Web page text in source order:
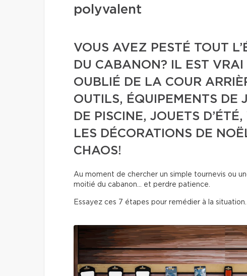
polyvalent
VOUS AVEZ PESTÉ TOUT
DU CABANON? IL EST VRAI
OUBLIÉ DE LA COUR
OUTILS, ÉQUIPEMENTS DE
DE PISCINE, JOUETS
LES DÉCORATIONS DE
CHAOS!
Au moment de chercher un simple tournevis ou
moitié du cabanon… et perdre patience.
Essayez ces 7 étapes pour remédier à la situation.